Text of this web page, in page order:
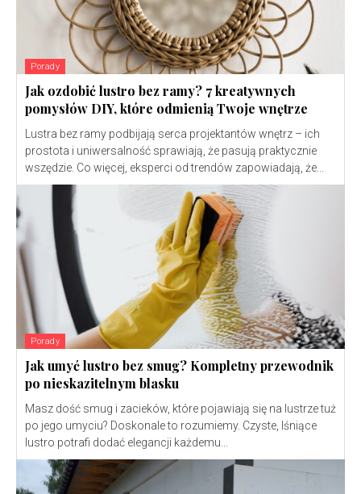
Porady
Jak ozdobić lustro bez ramy? 7 kreatywnych
pomysłów DIY, które odmienią Twoje wnętrze
Lustra bez ramy podbijają serca projektantów wnętrz – ich
prostota i uniwersalność sprawiają, że pasują praktycznie
wszędzie. Co więcej, eksperci od trendów zapowiadają, że...
Porady
Jak umyć lustro bez smug? Kompletny przewodnik
po nieskazitelnym blasku
Masz dość smug i zacieków, które pojawiają się na lustrze tuż
po jego umyciu? Doskonale to rozumiemy. Czyste, lśniące
lustro potrafi dodać elegancji każdemu...